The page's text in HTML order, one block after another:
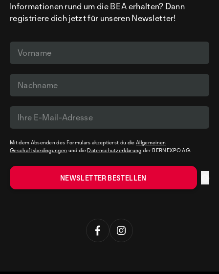
Informationen rund um die BEA erhalten? Dann
registriere dich jetzt für unseren Newsletter!
Mit dem Absenden des Formulars akzeptierst du dieAllgemeinen
Geschäftsbedingungen und die Datenschutzerklärung der BERNEXPO AG.